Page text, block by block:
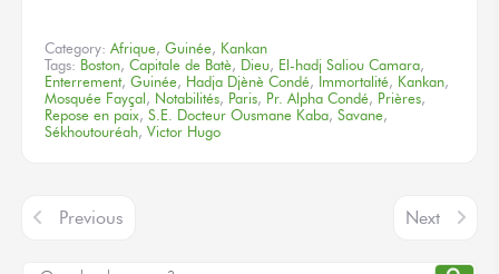
Category: Afrique, Guinée, Kankan
Tags: Boston, Capitale de Batè, Dieu, El-hadj Saliou Camara,
Enterrement, Guinée, Hadja Djènè Condé, Immortalité, Kankan,
Mosquée Fayçal , Notabilités, Paris, Pr. Alpha Condé, Prières,
Repose en paix, S.E. Docteur Ousmane Kaba, Savane,
Sékhoutouréah, Victor Hugo
Previous Next